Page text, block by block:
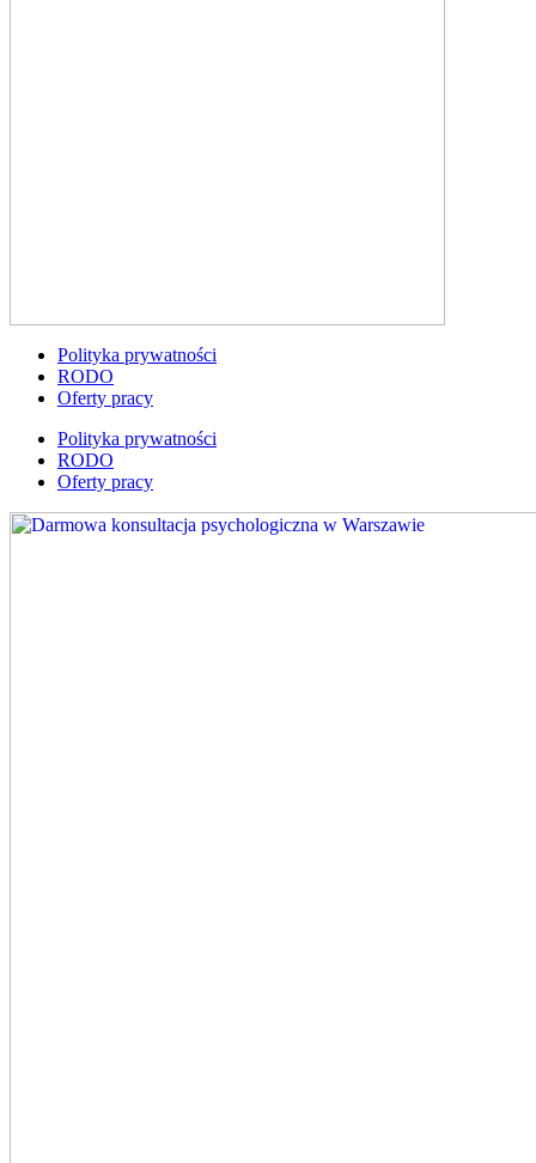
Polityka prywatności
RODO
Oferty pracy
Polityka prywatności
RODO
Oferty pracy